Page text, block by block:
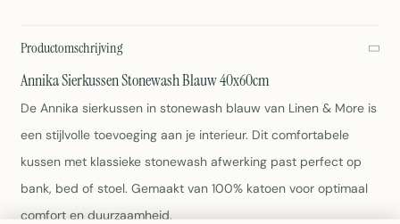
Productomschrijving
Annika Sierkussen Stonewash Blauw 40x60cm
De Annika sierkussen in stonewash blauw van Linen & More is
een stijlvolle toevoeging aan je interieur. Dit comfortabele
kussen met klassieke stonewash afwerking past perfect op
bank, bed of stoel. Gemaakt van 100% katoen voor optimaal
comfort en duurzaamheid.